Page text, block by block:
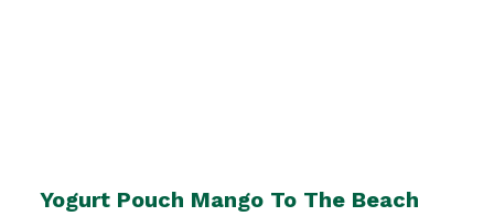
Yogurt Pouch Mango To The Beach